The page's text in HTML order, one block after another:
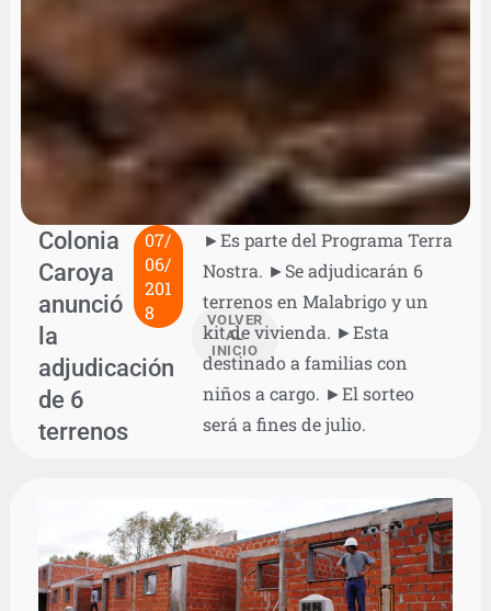
Colonia
Caroya
anunció
la
adjudicación
de 6
terrenos
07/
06/
201
8
VOLVER
AL
INICIO
►Es parte del Programa Terra
Nostra. ►Se adjudicarán 6
terrenos en Malabrigo y un
kit de vivienda. ►Esta
destinado a familias con
niños a cargo. ►El sorteo
será a fines de julio.